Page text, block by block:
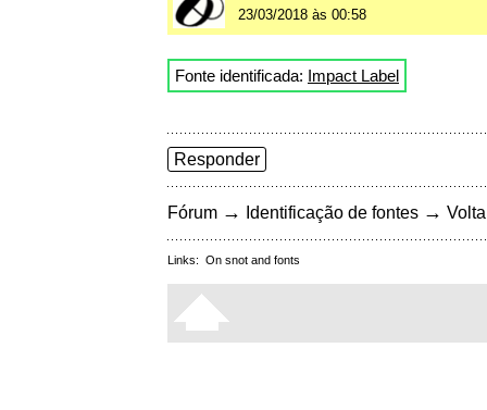
23/03/2018 às 00:58
Fonte identificada: Impact Label
Responder
Fórum → Identificação de fontes →
Links: On snot and fonts